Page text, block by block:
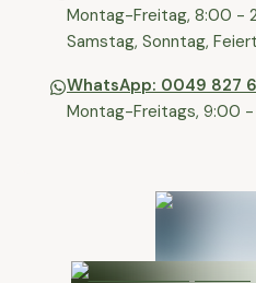
⁠Montag-Freitag, 8:00 -
⁠Samstag, Sonntag,
WhatsApp: 0049 827
Montag-Freitags, 9:00 -